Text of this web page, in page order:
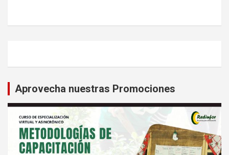
Aprovecha nuestras Promociones